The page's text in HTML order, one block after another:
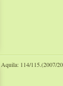
Aquila: 114/115.(2007/